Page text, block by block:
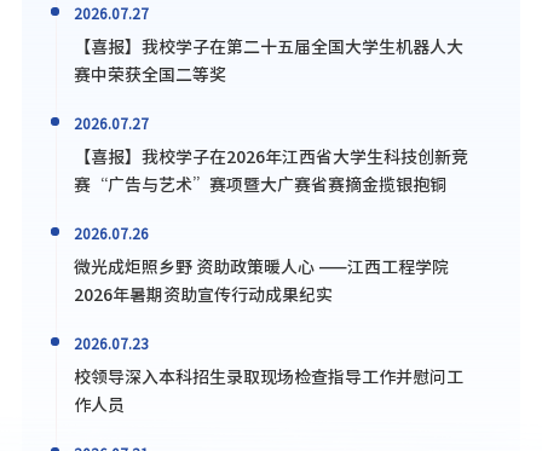
2026.07.27
【喜报】我校学子在第二十五届全国大学生机器人大
赛中荣获全国二等奖
2026.07.27
【喜报】我校学子在2026年江西省大学生科技创新竞
赛“广告与艺术”赛项暨大广赛省赛摘金揽银抱铜
2026.07.26
微光成炬照乡野 资助政策暖人心 ——江西工程学院
2026年暑期资助宣传行动成果纪实
2026.07.23
校领导深入本科招生录取现场检查指导工作并慰问工
作人员